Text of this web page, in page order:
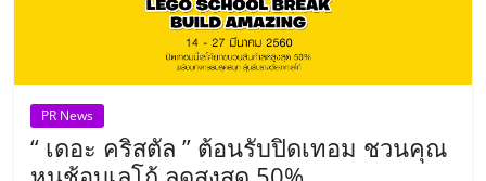
พัฒนา
ระบบ
PR News
“ เดอะ คริสตัล ” ต้อนรับปิดเทอม ชวนคุณ